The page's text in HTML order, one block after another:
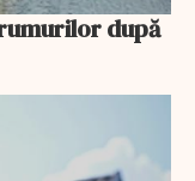
după